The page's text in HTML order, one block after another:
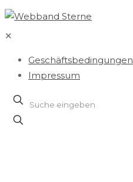
✕
Geschäftsbedingungen
Impressum